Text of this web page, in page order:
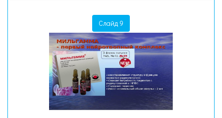
Слайд 9